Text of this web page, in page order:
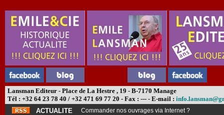
Lansman Editeur - Place de La Hestre , 19 - B-7170 Manage
Tél : +32 64 23 78 40 / +32 471 69 77 20 - Fax : --- - E-mail :
ACTUALITE
Commander nos ouvrages via Internet ?